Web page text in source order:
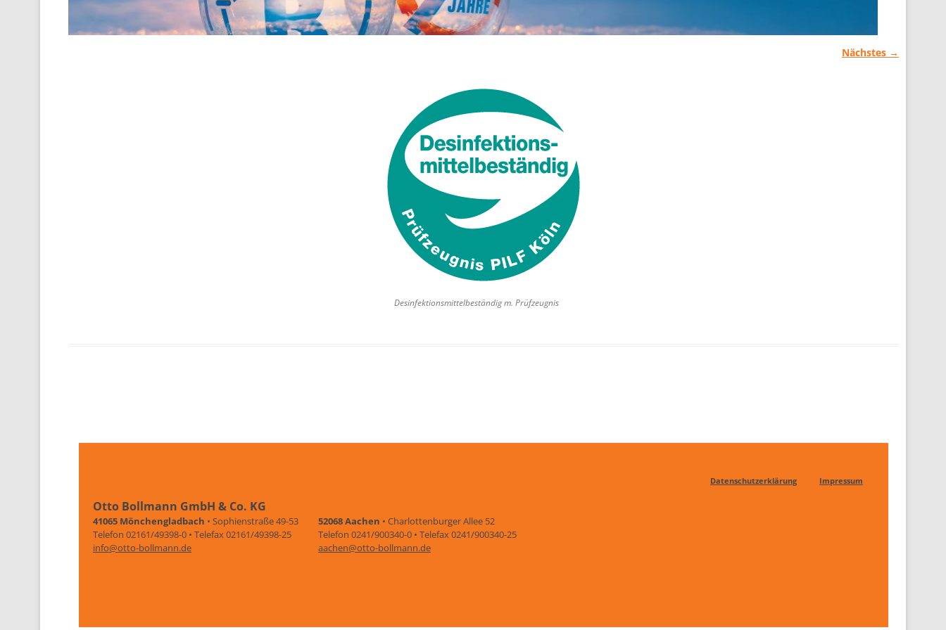
Nächstes →
Desinfektionsmittelbeständig m. Prüfzeugnis
Datenschutzerklärung Impressum
Otto Bollmann GmbH & Co. KG
41065 Mönchengladbach • Sophienstraße 49-53
Telefon 02161/49398-0 • Telefax 02161/49398-25
info@otto-bollmann.de
52068 Aachen • Charlottenburger Allee 52
Telefon 0241/900340-0 • Telefax 0241/900340-25
aachen@otto-bollmann.de